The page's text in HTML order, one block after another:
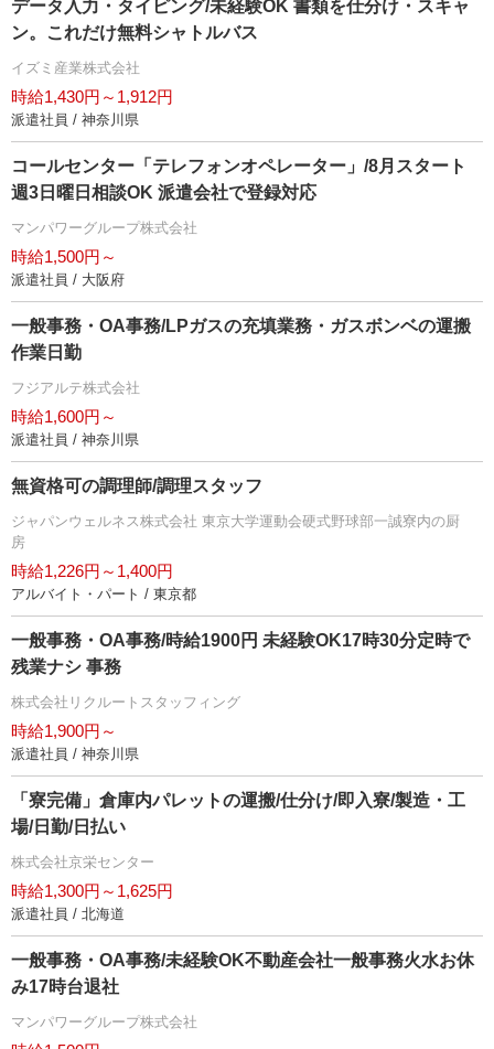
データ入力・タイピング/未経験OK 書類を仕分け・スキャ
ン。これだけ無料シャトルバス
イズミ産業株式会社
時給1,430円～1,912円
派遣社員 / 神奈川県
コールセンター「テレフォンオペレーター」/8月スタート
週3日曜日相談OK 派遣会社で登録対応
マンパワーグループ株式会社
時給1,500円～
派遣社員 / 大阪府
一般事務・OA事務/LPガスの充填業務・ガスボンベの運搬
作業日勤
フジアルテ株式会社
時給1,600円～
派遣社員 / 神奈川県
無資格可の調理師/調理スタッフ
ジャパンウェルネス株式会社 東京大学運動会硬式野球部一誠寮内の厨
房
時給1,226円～1,400円
アルバイト・パート / 東京都
一般事務・OA事務/時給1900円 未経験OK17時30分定時で
残業ナシ 事務
株式会社リクルートスタッフィング
時給1,900円～
派遣社員 / 神奈川県
「寮完備」倉庫内パレットの運搬/仕分け/即入寮/製造・工
場/日勤/日払い
株式会社京栄センター
時給1,300円～1,625円
派遣社員 / 北海道
一般事務・OA事務/未経験OK不動産会社一般事務火水お休
み17時台退社
マンパワーグループ株式会社